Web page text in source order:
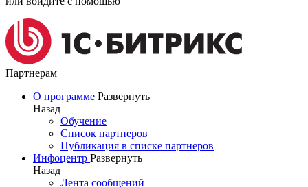
Партнерам
О программе Развернуть
Назад
Обучение
Список партнеров
Публикация в списке партнеров
Инфоцентр Развернуть
Назад
Лента сообщений